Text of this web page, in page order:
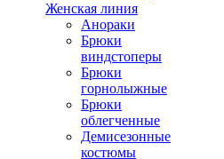
Женская линия
Анораки
Брюки
виндстоперы
Брюки
горнолыжные
Брюки
облегченные
Демисезонные
костюмы